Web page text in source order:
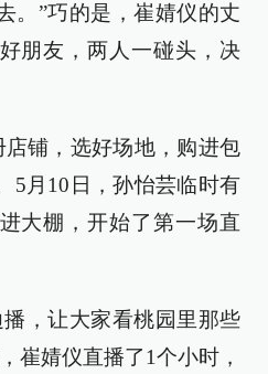
。”巧的是，崔婧仪的丈
朋友，两人一碰头，决
铺，选好场地，购进包
5月10日，孙怡芸临时有
大棚，开始了第一场直
，让大家看桃园里那些
崔婧仪直播了1个小时，